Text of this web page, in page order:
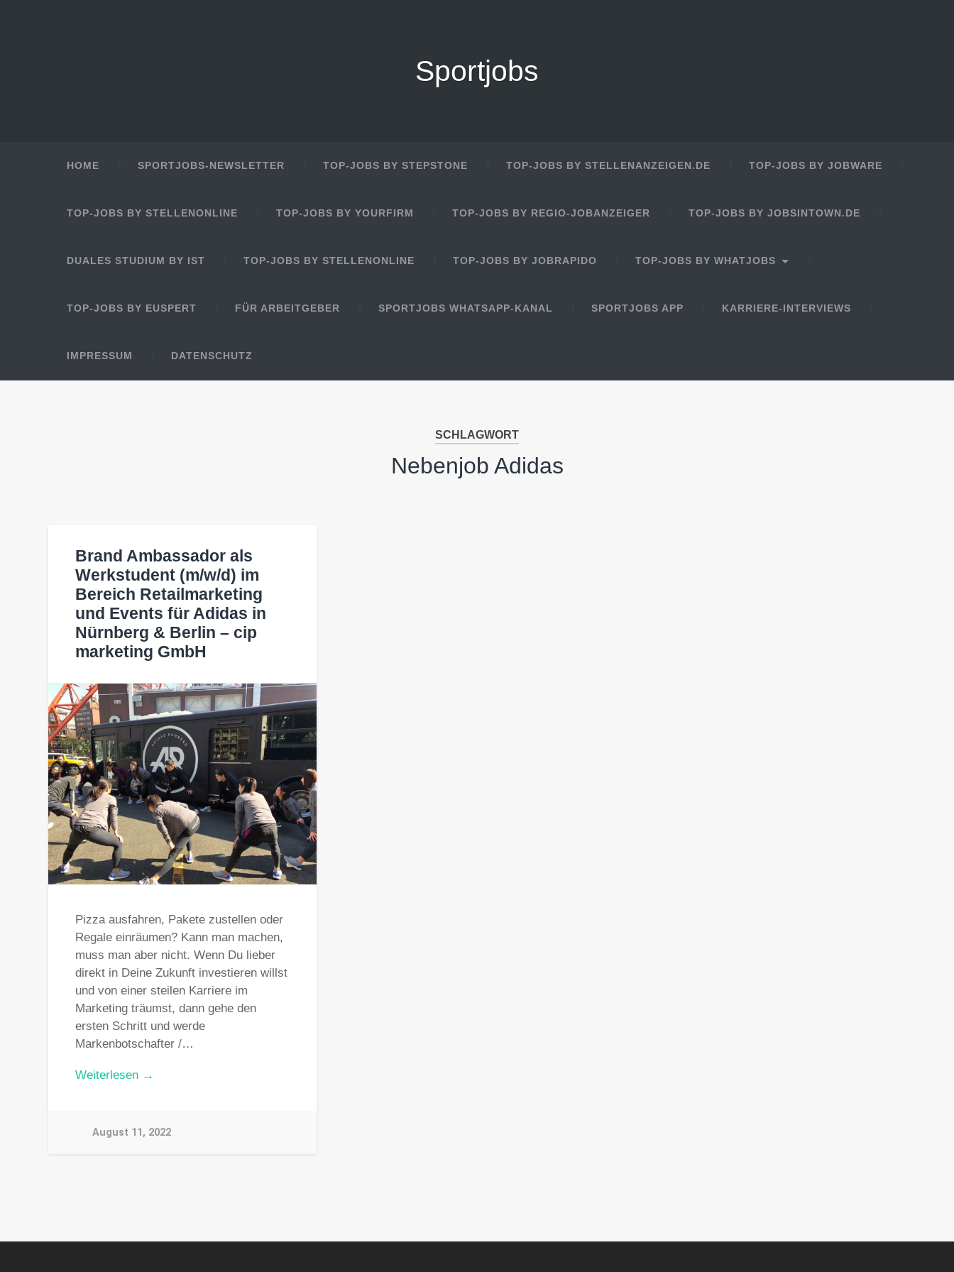
Sportjobs
HOME SPORTJOBS-NEWSLETTER TOP-JOBS BY STEPSTONE TOP-JOBS BY STELLENANZEIGEN.DE TOP-JOBS BY JOBWARE
TOP-JOBS BY STELLENONLINE TOP-JOBS BY YOURFIRM TOP-JOBS BY REGIO-JOBANZEIGER TOP-JOBS BY JOBSINTOWN.DE
DUALES STUDIUM BY IST TOP-JOBS BY STELLENONLINE TOP-JOBS BY JOBRAPIDO TOP-JOBS BY WHATJOBS
TOP-JOBS BY EUSPERT FÜR ARBEITGEBER SPORTJOBS WHATSAPP-KANAL SPORTJOBS APP KARRIERE-INTERVIEWS
IMPRESSUM DATENSCHUTZ
SCHLAGWORT
Nebenjob Adidas
Brand Ambassador als
Werkstudent (m/w/d) im
Bereich Retailmarketing
und Events für Adidas in
Nürnberg & Berlin – cip
marketing GmbH
Pizza ausfahren, Pakete zustellen oder
Regale einräumen? Kann man machen,
muss man aber nicht. Wenn Du lieber
direkt in Deine Zukunft investieren willst
und von einer steilen Karriere im
Marketing träumst, dann gehe den
ersten Schritt und werde
Markenbotschafter /…
Weiterlesen →
August 11, 2022